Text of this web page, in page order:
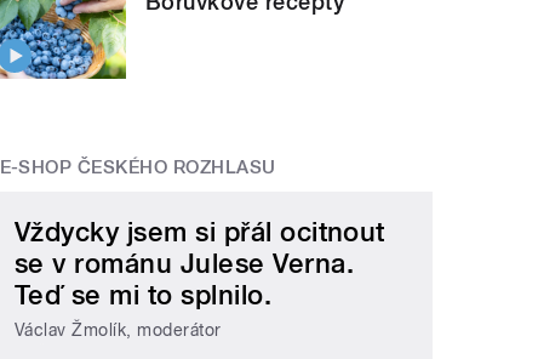
E-SHOP ČESKÉHO ROZHLASU
Vždycky jsem si přál ocitnout
se v románu Julese Verna.
Teď se mi to splnilo.
Václav Žmolík, moderátor